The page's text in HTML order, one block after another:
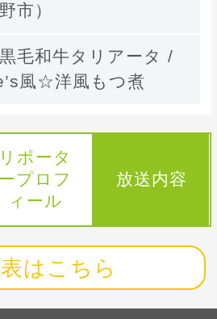
市）
毛和牛タリアータ /
風☆洋風もつ煮
リポータ
ープロフ
ィール
放送内容
はこちら